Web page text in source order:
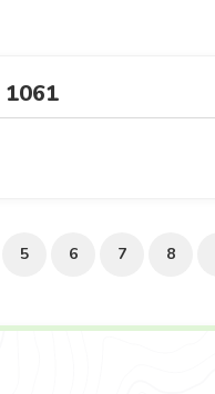
1061
5 6 7 8